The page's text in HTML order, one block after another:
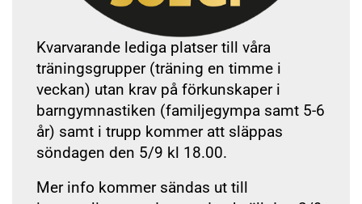
Kvarvarande lediga platser till våra
träningsgrupper (träning en timme i
veckan) utan krav på förkunskaper i
barngymnastiken (familjegympa samt 5-6
år) samt i trupp kommer att släppas
söndagen den 5/9 kl 18.00.
Mer info kommer sändas ut till